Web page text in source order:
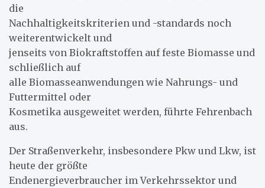
die
Nachhaltigkeitskriterien und -standards noch
weiterentwickelt und
jenseits von Biokraftstoffen auf feste Biomasse und
schließlich auf
alle Biomasseanwendungen wie Nahrungs- und
Futtermittel oder
Kosmetika ausgeweitet werden, führte Fehrenbach
aus.
Der Straßenverkehr, insbesondere Pkw und Lkw, ist
heute der größte
Endenergieverbraucher im Verkehrssektor und